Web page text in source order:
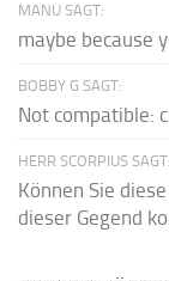
MANU SAGT:
maybe because
BOBBY G SAGT:
Not compatible:
HERR SCORPIUS SAGT:
Können Sie
dieser Gegend